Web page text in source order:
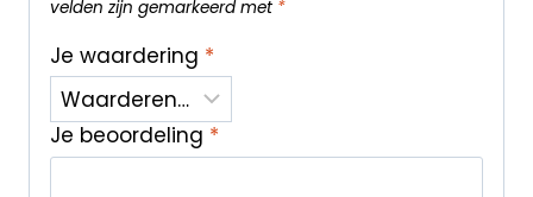
velden zijn gemarkeerd met *
Je waardering *
Je beoordeling *